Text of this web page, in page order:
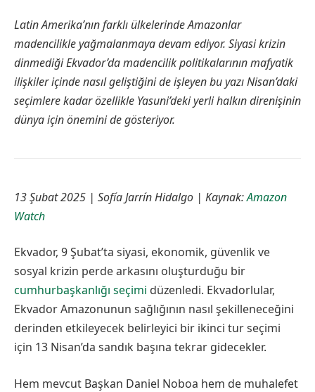
Latin Amerika’nın farklı ülkelerinde Amazonlar
madencilikle yağmalanmaya devam ediyor. Siyasi krizin
dinmediği Ekvador’da madencilik politikalarının mafyatik
ilişkiler içinde nasıl geliştiğini de işleyen bu yazı Nisan’daki
seçimlere kadar özellikle Yasuni’deki yerli halkın direnişinin
dünya için önemini de gösteriyor.
13 Şubat 2025 | Sofía Jarrín Hidalgo | Kaynak:Amazon
Watch
Ekvador, 9 Şubat’ta siyasi, ekonomik, güvenlik ve
sosyal krizin perde arkasını oluşturduğu bir
cumhurbaşkanlığı seçimi düzenledi. Ekvadorlular,
Ekvador Amazonunun sağlığının nasıl şekilleneceğini
derinden etkileyecek belirleyici bir ikinci tur seçimi
için 13 Nisan’da sandık başına tekrar gidecekler.
Hem mevcut Başkan Daniel Noboa hem de muhalefet